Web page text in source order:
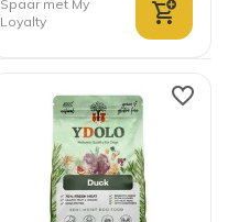
Spaar met My
Loyalty